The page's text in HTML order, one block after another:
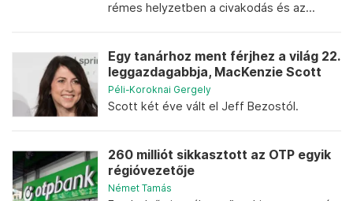
rémes helyzetben a civakodás és az...
Egy tanárhoz ment férjhez a világ 22.
leggazdagabbja, MacKenzie Scott
Péli-Koroknai Gergely
Scott két éve vált el Jeff Bezostól.
260 milliót sikkasztott az OTP egyik
régióvezetője
Német Tamás